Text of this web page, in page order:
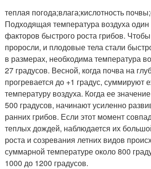
теплая погода;влага;кислотность
Подходящая температура воздуха один
факторов быстрого роста грибов.
проросли, и плодовые тела стали
в размерах, необходима температура
27 градусов. Весной, когда почва на
прогревается до +1 градус, суммируют
температуру воздуха. Когда ее
500 градусов, начинают усиленно
ранних грибов. Если этот момент
теплых дождей, наблюдается их
роста и созревания летних видов
суммарной температуре около 800
1000 до 1200 градусов.